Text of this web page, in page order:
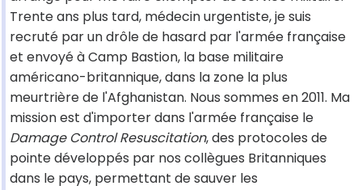
Trente ans plus tard, médecin urgentiste, je suis
recruté par un drôle de hasard par l'armée française
et envoyé à Camp Bastion, la base militaire
américano-britannique, dans la zone la plus
meurtrière de l'Afghanistan. Nous sommes en 2011. Ma
mission est d'importer dans l'armée française le
Damage Control Resuscitation, des protocoles de
pointe développés par nos collègues Britanniques
dans le pays, permettant de sauver les